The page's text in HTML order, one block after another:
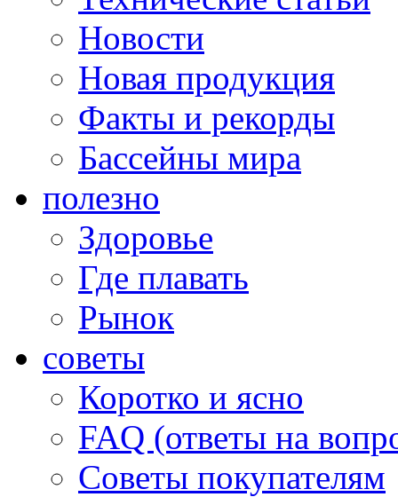
Новости
Новая продукция
Факты и рекорды
Бассейны мира
полезно
Здоровье
Где плавать
Рынок
советы
Коротко и ясно
FAQ (ответы на
Советы покупателям